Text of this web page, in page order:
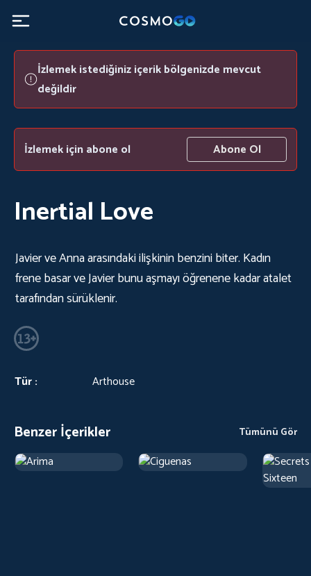
İzlemek istediğiniz içerik bölgenizde mevcut
değildir
İzlemek için abone ol Abone Ol
Inertial Love
Javier ve Anna arasındaki ilişkinin benzini biter. Kadın
frene basar ve Javier bunu aşmayı öğrenene kadar atalet
tarafından sürüklenir.
Tür : Arthouse
Benzer İçerikler Tümünü Gör